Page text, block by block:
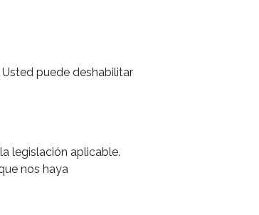
puede deshabilitar
legislación aplicable.
nos haya